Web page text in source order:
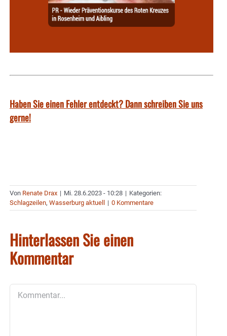
Haben Sie einen Fehler entdeckt? Dann schreiben Sie uns
gerne!
Von Renate Drax | Mi. 28.6.2023 - 10:28 | Kategorien:
Schlagzeilen, Wasserburg aktuell | 0 Kommentare
Hinterlassen Sie einen
Kommentar